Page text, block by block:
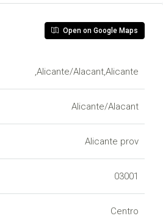
Open on Google Maps
,Alicante/Alacant,Alicante
Alicante/Alacant
Alicante prov
03001
Centro